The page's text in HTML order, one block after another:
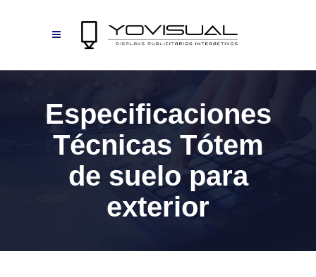
Especificaciones
Técnicas Tótem
de suelo para
exterior